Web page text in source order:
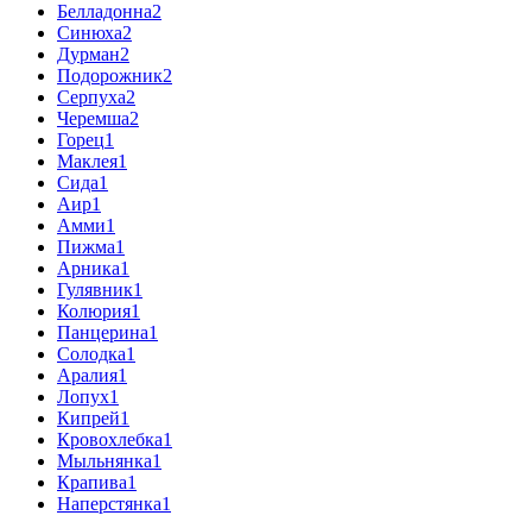
Белладонна2
Синюха2
Дурман2
Подорожник2
Серпуха2
Черемша2
Горец1
Маклея1
Сида1
Аир1
Амми1
Пижма1
Арника1
Гулявник1
Колюрия1
Панцерина1
Солодка1
Аралия1
Лопух1
Кипрей1
Кровохлебка1
Мыльнянка1
Крапива1
Наперстянка1